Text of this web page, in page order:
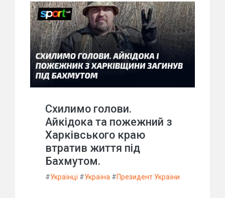
Схилимо голови.
Айкідока та пожежний з
Харківського краю
втратив життя під
Бахмутом.
#Українці #Україна #Президент України